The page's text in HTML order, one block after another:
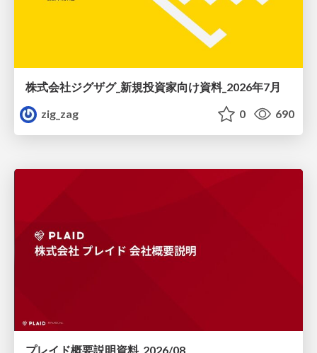
株式会社ジグザグ_新規投資家向け資料_2026年7月
zig_zag
0 690
プレイド概要説明資料_2026/08